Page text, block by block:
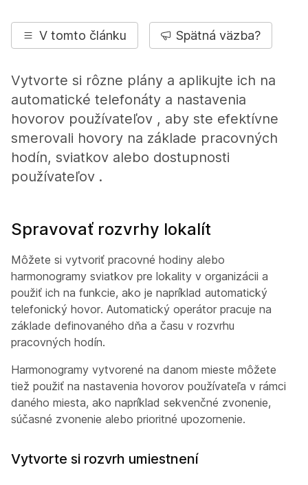
V tomto článku Spätná väzba?
Vytvorte si rôzne plány a aplikujte ich na
automatické telefonáty a nastavenia
hovorov používateľov , aby ste efektívne
smerovali hovory na základe pracovných
hodín, sviatkov alebo dostupnosti
používateľov .
Spravovať rozvrhy lokalít
Môžete si vytvoriť pracovné hodiny alebo
harmonogramy sviatkov pre lokality v organizácii a
použiť ich na funkcie, ako je napríklad automatický
telefonický hovor. Automatický operátor pracuje na
základe definovaného dňa a času v rozvrhu
pracovných hodín.
Harmonogramy vytvorené na danom mieste môžete
tiež použiť na nastavenia hovorov používateľa v rámci
daného miesta, ako napríklad sekvenčné zvonenie,
súčasné zvonenie alebo prioritné upozornenie.
Vytvorte si rozvrh umiestnení